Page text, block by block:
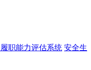
职能力评估系统 安全生